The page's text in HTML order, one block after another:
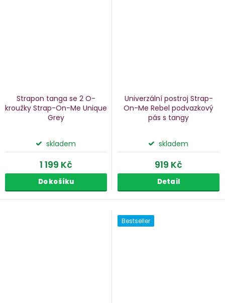
Strapon tanga se 2 O-
kroužky Strap-On-Me Unique
Grey
skladem
1 199 Kč
Do košíku
Univerzální postroj Strap-
On-Me Rebel podvazkový
pás s tangy
skladem
919 Kč
Detail
Bestseller